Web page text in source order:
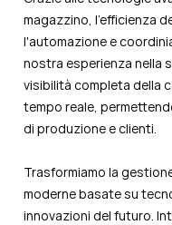
magazzino, l'efficienza
l'automazione e
nostra esperienza nella
visibilità completa della
tempo reale,
di produzione e clienti.
Trasformiamo la
moderne basate su
innovazioni del futuro.